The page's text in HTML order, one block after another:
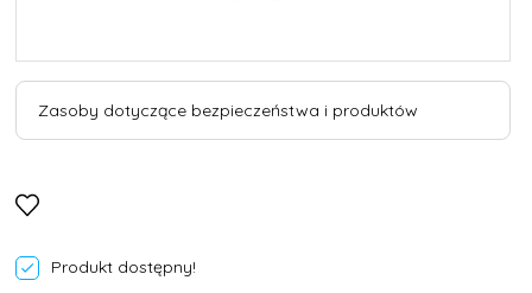
Zasoby dotyczące bezpieczeństwa i produktów
Produkt dostępny!